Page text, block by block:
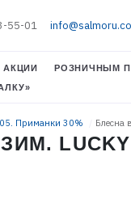
55-01
АКЦИИ
РОЗНИЧНЫМ
Приманки 30% Блесна
LUCKY